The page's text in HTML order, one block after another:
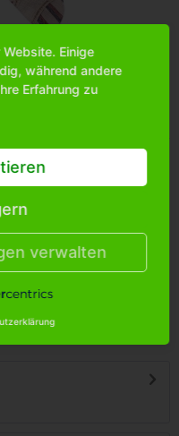
über das
400162
Einige
während andere
Erfahrung zu
verwalten